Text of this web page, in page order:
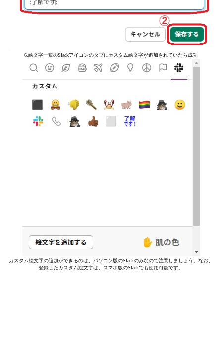
6.絵文字一覧のSlackアイコンのタブにカスタム絵文字が追加されていたら成功
カスタム絵文字の追加ができるのは、パソコン版のSlackのみなので注意しましょう。なお、
登録したカスタム絵文字は、スマホ版のSlackでも使用可能です。